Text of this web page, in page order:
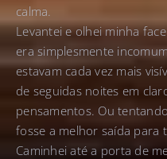
calma.
Levantei e olhei minha
era simplesmente
estavam cada vez mais
de seguidas noites em
pensamentos. Ou
fosse a melhor saída para
Caminhei até a porta de